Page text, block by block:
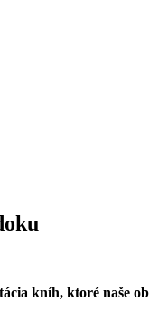
kníh, ktoré naše